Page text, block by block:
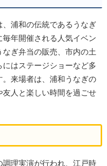
浦和の伝統であるうなぎ
年開催される人気イベン
なぎ弁当の販売、市内の土
はステージショーなど多
来場者は、浦和うなぎの
人と楽しい時間を過ごせ
理実演が行われ、江戸時